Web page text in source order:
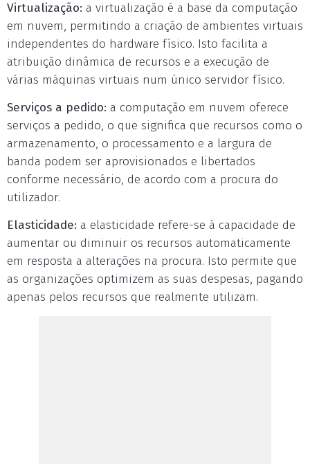
Virtualização: a virtualização é a base da computação
em nuvem, permitindo a criação de ambientes virtuais
independentes do hardware físico. Isto facilita a
atribuição dinâmica de recursos e a execução de
várias máquinas virtuais num único servidor físico.
Serviços a pedido: a computação em nuvem oferece
serviços a pedido, o que significa que recursos como o
armazenamento, o processamento e a largura de
banda podem ser aprovisionados e libertados
conforme necessário, de acordo com a procura do
utilizador.
Elasticidade: a elasticidade refere-se à capacidade de
aumentar ou diminuir os recursos automaticamente
em resposta a alterações na procura. Isto permite que
as organizações optimizem as suas despesas, pagando
apenas pelos recursos que realmente utilizam.